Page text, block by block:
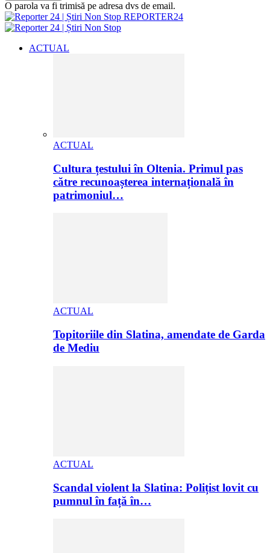
O parola va fi trimisă pe adresa dvs de email.
REPORTER24
ACTUAL
ACTUAL
Cultura țestului în Oltenia. Primul pas
către recunoașterea internațională în
patrimoniul…
ACTUAL
Topitoriile din Slatina, amendate de Garda
de Mediu
ACTUAL
Scandal violent la Slatina: Polițist lovit cu
pumnul în față în…